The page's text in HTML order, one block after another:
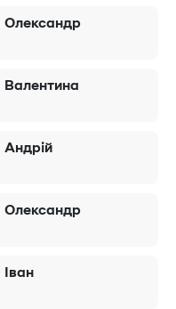
Олександр
Валентина
Андрій
Олександр
Іван